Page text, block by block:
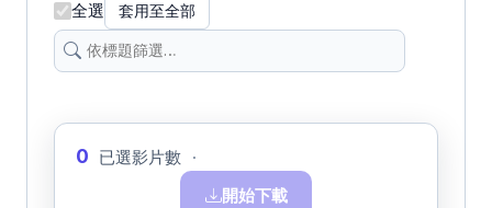
全選 套用至全部
0 已選影片數 ·
開始下載